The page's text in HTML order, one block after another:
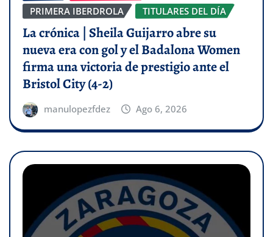
PRIMERA IBERDROLA
TITULARES DEL DÍA
La crónica | Sheila Guijarro abre su
nueva era con gol y el Badalona Women
firma una victoria de prestigio ante el
Bristol City (4-2)
manulopezfdez Ago 6, 2026